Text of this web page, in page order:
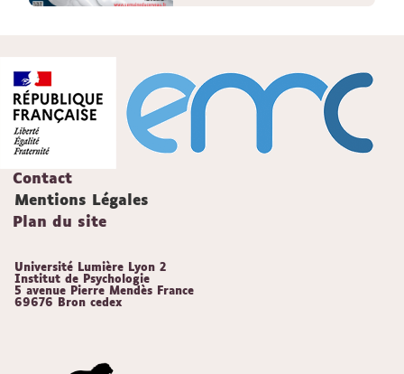
Contact
Mentions Légales
Plan du site
Université Lumière Lyon 2
Institut de Psychologie
5 avenue Pierre Mendès France
69676 Bron cedex